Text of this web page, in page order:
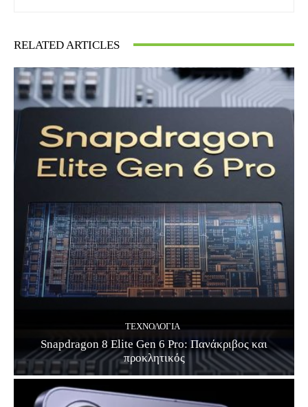
RELATED ARTICLES
ΤΕΧΝΟΛΟΓΊΑ
Snapdragon 8 Elite Gen 6 Pro: Πανάκριβος και
προκλητικός